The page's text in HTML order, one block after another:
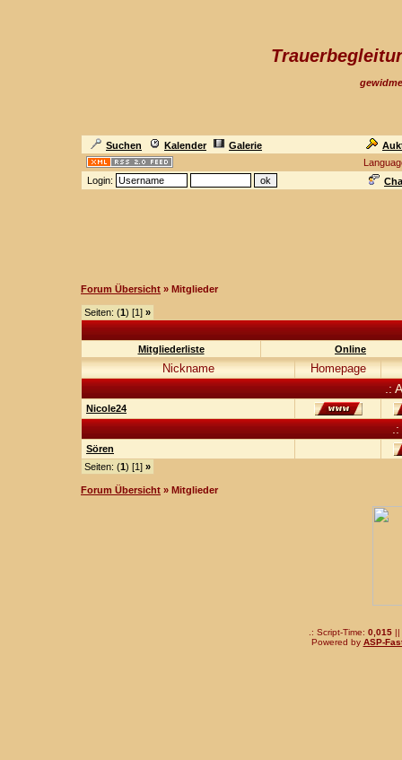
Suchen Kalender Galerie
Login:
Forum Übersicht » Mitglieder
Seiten: (1) [1] »
Mitgliederliste Online
Nickname Homepage
.:
Nicole24
.:
Sören
Seiten: (1) [1] »
Forum Übersicht » Mitglieder
.: Script-Time: 0,015 ||
Powered by ASP-